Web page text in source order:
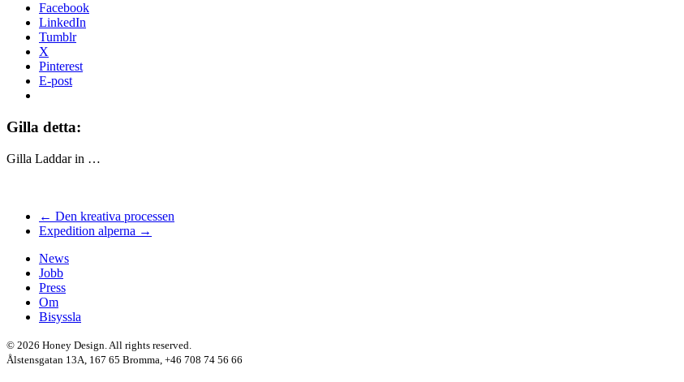
Facebook
LinkedIn
Tumblr
X
Pinterest
E-post
Gilla detta:
Gilla Laddar in …
← Den kreativa processen
Expedition alperna →
News
Jobb
Press
Om
Bisyssla
© 2026 Honey Design. All rights reserved.
Ålstensgatan 13A, 167 65 Bromma, +46 708 74 56 66